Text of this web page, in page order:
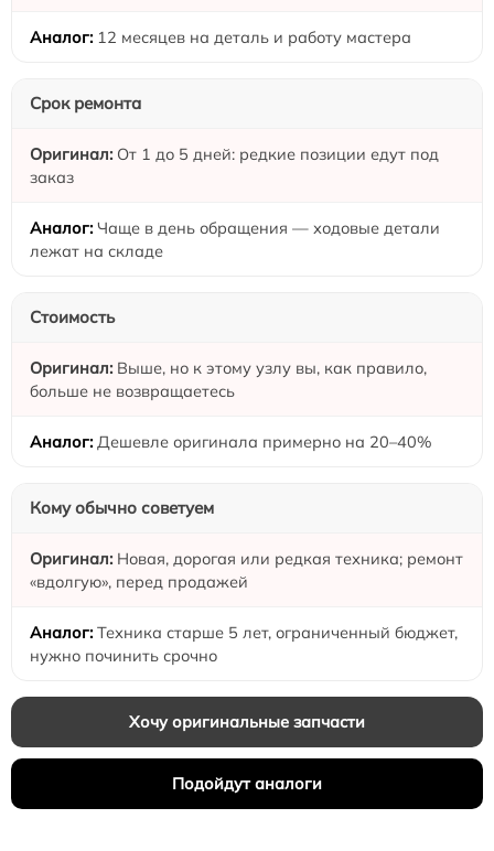
12 месяцев на деталь и работу мастера
Срок ремонта
От 1 до 5 дней: редкие позиции едут под
заказ
Чаще в день обращения — ходовые детали
лежат на складе
Стоимость
Выше, но к этому узлу вы, как правило,
больше не возвращаетесь
Дешевле оригинала примерно на 20–40%
Кому обычно советуем
Новая, дорогая или редкая техника; ремонт
«вдолгую», перед продажей
Техника старше 5 лет, ограниченный бюджет,
нужно починить срочно
Хочу оригинальные запчасти
Подойдут аналоги